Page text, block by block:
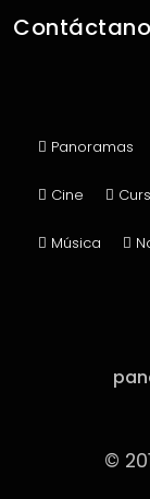
Sin Panoramas
Panoramas
Cine
Música
©